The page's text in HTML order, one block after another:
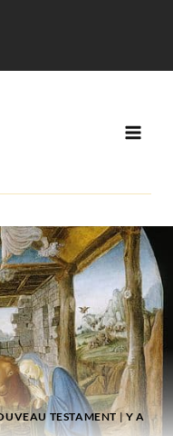
TESTAMENT|Y A